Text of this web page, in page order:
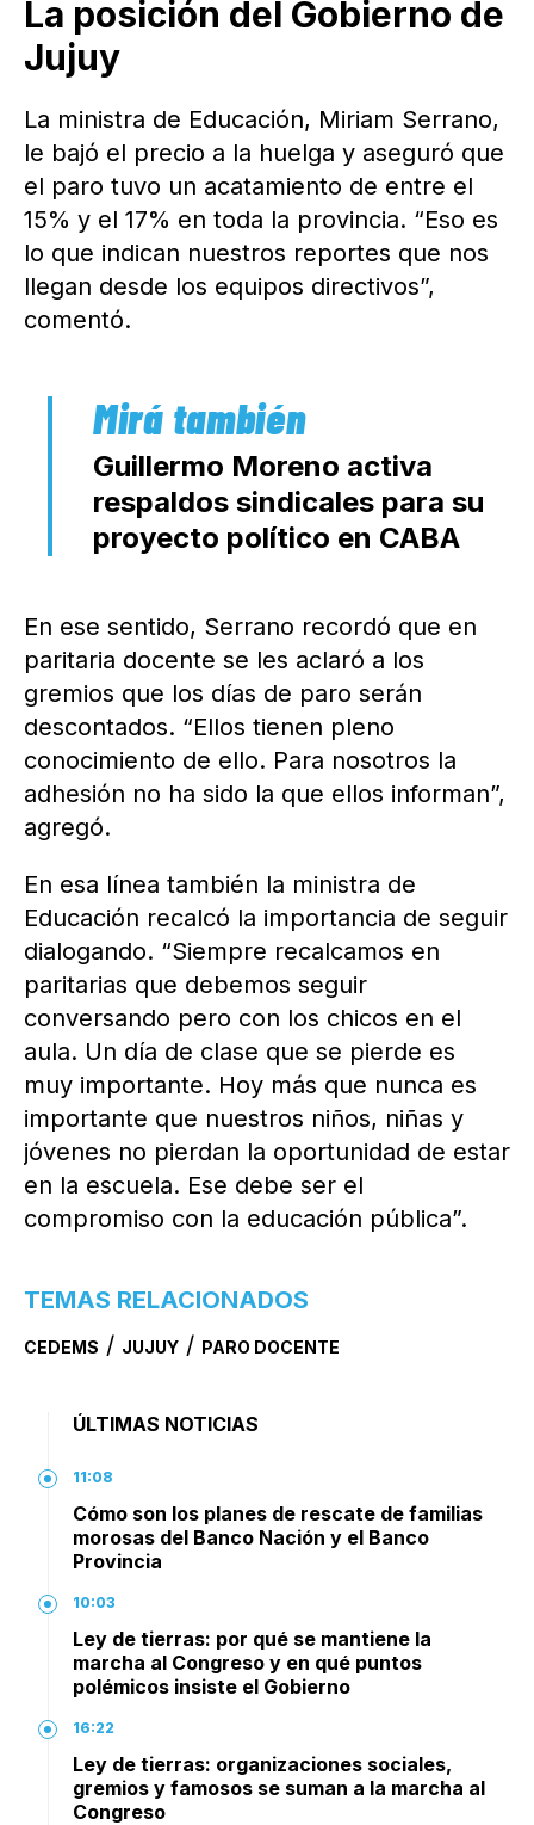
La posición del Gobierno de
Jujuy
La ministra de Educación, Miriam Serrano,
le bajó el precio a la huelga y aseguró que
el paro tuvo un acatamiento de entre el
15% y el 17% en toda la provincia. “Eso es
lo que indican nuestros reportes que nos
llegan desde los equipos directivos”,
comentó.
Guillermo Moreno activa
respaldos sindicales para su
proyecto político en CABA
En ese sentido, Serrano recordó que en
paritaria docente se les aclaró a los
gremios que los días de paro serán
descontados. “Ellos tienen pleno
conocimiento de ello. Para nosotros la
adhesión no ha sido la que ellos informan”,
agregó.
En esa línea también la ministra de
Educación recalcó la importancia de seguir
dialogando. “Siempre recalcamos en
paritarias que debemos seguir
conversando pero con los chicos en el
aula. Un día de clase que se pierde es
muy importante. Hoy más que nunca es
importante que nuestros niños, niñas y
jóvenes no pierdan la oportunidad de estar
en la escuela. Ese debe ser el
compromiso con la educación pública”.
TEMAS RELACIONADOS
CEDEMS / JUJUY / PARO DOCENTE
ÚLTIMAS NOTICIAS
11:08
Cómo son los planes de rescate de familias
morosas del Banco Nación y el Banco
Provincia
10:03
Ley de tierras: por qué se mantiene la
marcha al Congreso y en qué puntos
polémicos insiste el Gobierno
16:22
Ley de tierras: organizaciones sociales,
gremios y famosos se suman a la marcha al
Congreso